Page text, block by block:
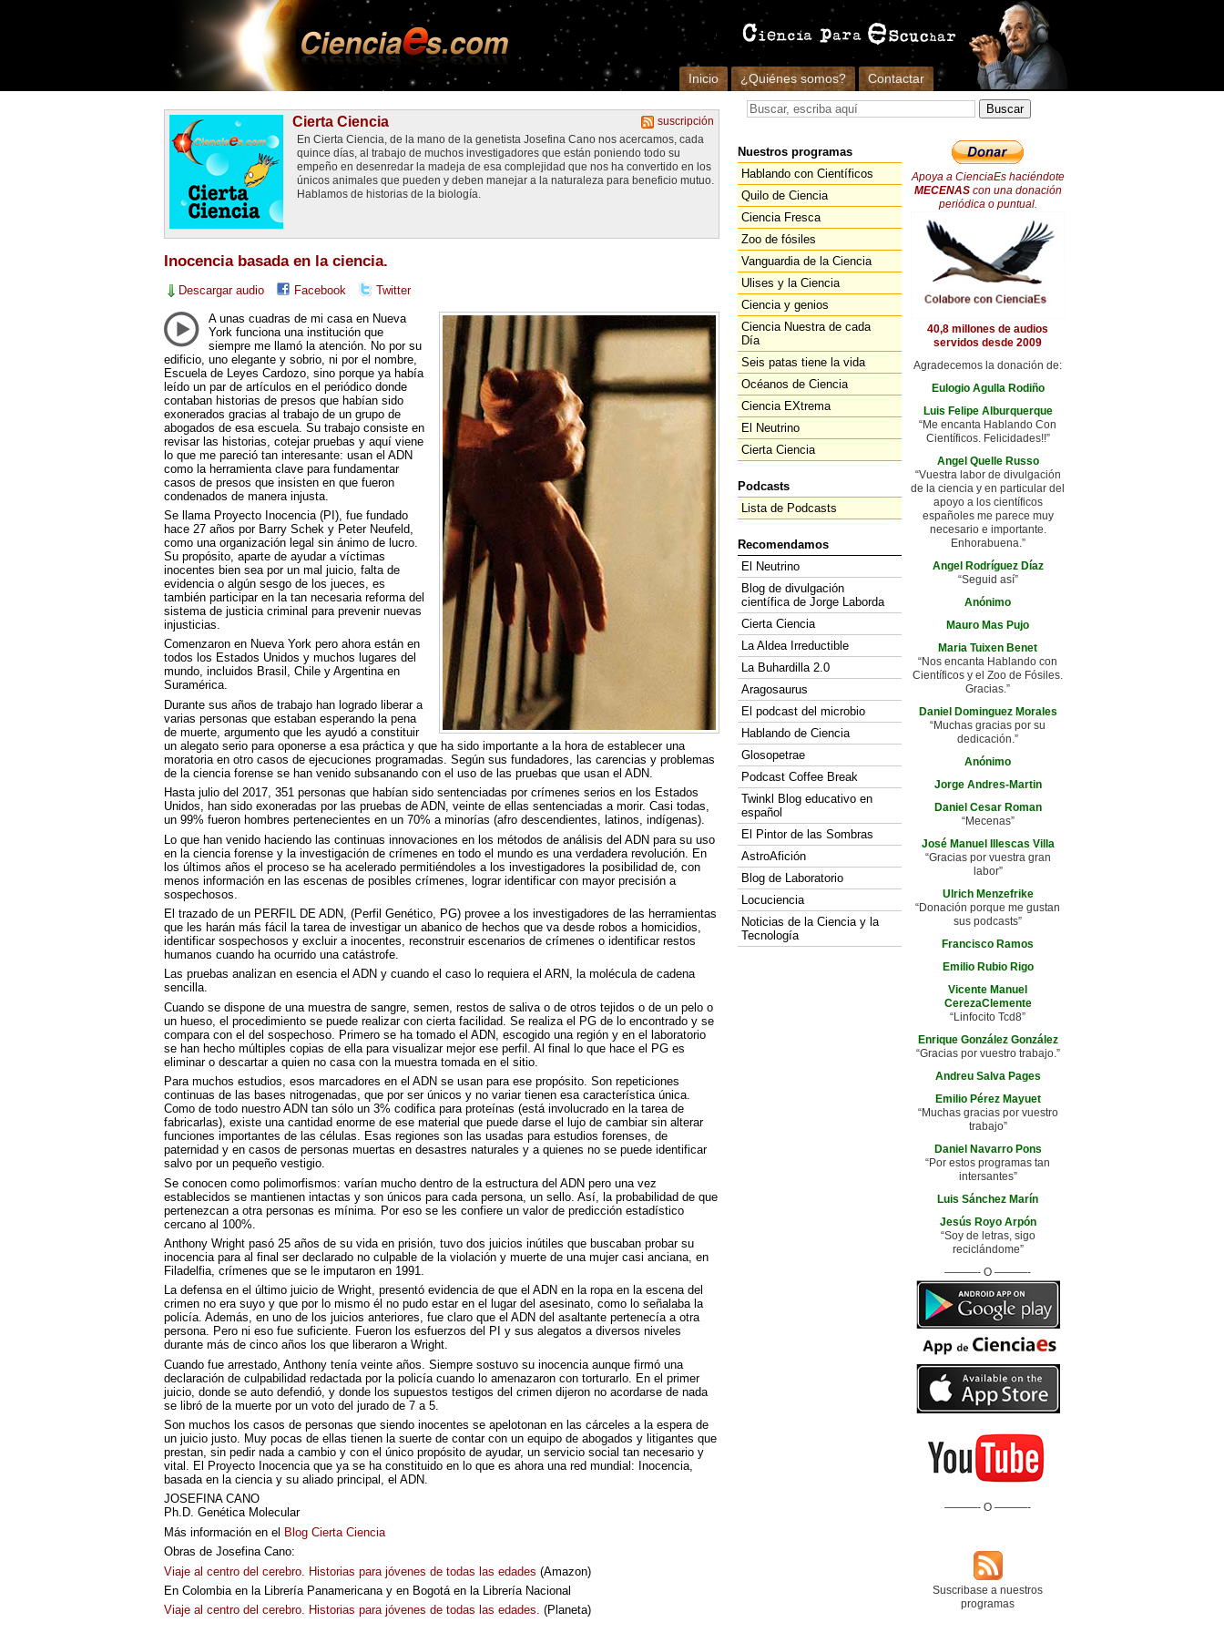
Inicio ¿Quiénes somos? Contactar
suscripción
Cierta Ciencia
En Cierta Ciencia, de la mano de la genetista Josefina Cano nos acercamos, cada
quince días, al trabajo de muchos investigadores que están poniendo todo su
empeño en desenredar la madeja de esa complejidad que nos ha convertido en los
únicos animales que pueden y deben manejar a la naturaleza para beneficio mutuo.
Hablamos de historias de la biología.
Inocencia basada en la ciencia.
Descargar audio Facebook Twitter
A unas cuadras de mi casa en Nueva
York funciona una institución que
siempre me llamó la atención. No por su
edificio, uno elegante y sobrio, ni por el nombre,
Escuela de Leyes Cardozo, sino porque ya había
leído un par de artículos en el periódico donde
contaban historias de presos que habían sido
exonerados gracias al trabajo de un grupo de
abogados de esa escuela. Su trabajo consiste en
revisar las historias, cotejar pruebas y aquí viene
lo que me pareció tan interesante: usan el ADN
como la herramienta clave para fundamentar
casos de presos que insisten en que fueron
condenados de manera injusta.
Se llama Proyecto Inocencia (PI), fue fundado
hace 27 años por Barry Schek y Peter Neufeld,
como una organización legal sin ánimo de lucro.
Su propósito, aparte de ayudar a víctimas
inocentes bien sea por un mal juicio, falta de
evidencia o algún sesgo de los jueces, es
también participar en la tan necesaria reforma del
sistema de justicia criminal para prevenir nuevas
injusticias.
Comenzaron en Nueva York pero ahora están en
todos los Estados Unidos y muchos lugares del
mundo, incluidos Brasil, Chile y Argentina en
Suramérica.
Durante sus años de trabajo han logrado liberar a
varias personas que estaban esperando la pena
de muerte, argumento que les ayudó a constituir
un alegato serio para oponerse a esa práctica y que ha sido importante a la hora de establecer una
moratoria en otro casos de ejecuciones programadas. Según sus fundadores, las carencias y problemas
de la ciencia forense se han venido subsanando con el uso de las pruebas que usan el ADN
Hasta julio del 2017, 351 personas que habían sido sentenciadas por crímenes serios en los Estados
Unidos, han sido exoneradas por las pruebas de ADN, veinte de ellas sentenciadas a morir. Casi todas,
un 99% fueron hombres pertenecientes en un 70% a minorías (afro descendientes, latinos, indígenas).
Lo que han venido haciendo las continuas innovaciones en los métodos de análisis del ADNpara su uso
en la ciencia forense y la investigación de crímenes en todo el mundo es una verdadera revolución. En
los últimos años el proceso se ha acelerado permitiéndoles a los investigadores la posibilidad de, con
menos información en las escenas de posibles crímenes, lograr identificar con mayor precisión a
sospechosos.
El trazado de un PERFIL DE ADN , (Perfil Genético, PG) provee a los investigadores de las herramientas
que les harán más fácil la tarea de investigar un abanico de hechos que va desde robos a homicidios,
identificar sospechosos y excluir a inocentes, reconstruir escenarios de crímenes o identificar restos
humanos cuando ha ocurrido una catástrofe.
Las pruebas analizan en esencia el ADN y cuando el caso lo requiera el ARN, la molécula de cadena
sencilla.
Cuando se dispone de una muestra de sangre, semen, restos de saliva o de otros tejidos o de un pelo o
un hueso, el procedimiento se puede realizar con cierta facilidad. Se realiza el PG de lo encontrado y se
compara con el del sospechoso. Primero se ha tomado el ADN, escogido una región y en el laboratorio
se han hecho múltiples copias de ella para visualizar mejor ese perfil. Al final lo que hace el PG es
eliminar o descartar a quien no casa con la muestra tomada en el sitio.
Para muchos estudios, esos marcadores en el ADN se usan para ese propósito. Son repeticiones
continuas de las bases nitrogenadas, que por ser únicos y no variar tienen esa característica única.
Como de todo nuestro ADN tan sólo un 3% codifica para proteínas (está involucrado en la tarea de
fabricarlas), existe una cantidad enorme de ese material que puede darse el lujo de cambiar sin alterar
funciones importantes de las células. Esas regiones son las usadas para estudios forenses, de
paternidad y en casos de personas muertas en desastres naturales y a quienes no se puede identificar
salvo por un pequeño vestigio.
Se conocen como polimorfismos: varían mucho dentro de la estructura del ADNpero una vez
establecidos se mantienen intactas y son únicos para cada persona, un sello. Así, la probabilidad de que
pertenezcan a otra personas es mínima. Por eso se les confiere un valor de predicción estadístico
cercano al 100%.
Anthony Wright pasó 25 años de su vida en prisión, tuvo dos juicios inútiles que buscaban probar su
inocencia para al final ser declarado no culpable de la violación y muerte de una mujer casi anciana, en
Filadelfia, crímenes que se le imputaron en 1991.
La defensa en el último juicio de Wright, presentó evidencia de que el ADN en la ropa en la escena del
crimen no era suyo y que por lo mismo él no pudo estar en el lugar del asesinato, como lo señalaba la
policía. Además, en uno de los juicios anteriores, fue claro que el ADN del asaltante pertenecía a otra
persona. Pero ni eso fue suficiente. Fueron los esfuerzos del PI y sus alegatos a diversos niveles
durante más de cinco años los que liberaron a Wright.
Cuando fue arrestado, Anthony tenía veinte años. Siempre sostuvo su inocencia aunque firmó una
declaración de culpabilidad redactada por la policía cuando lo amenazaron con torturarlo. En el primer
juicio, donde se auto defendió, y donde los supuestos testigos del crimen dijeron no acordarse de nada
se libró de la muerte por un voto del jurado de 7 a 5.
Son muchos los casos de personas que siendo inocentes se apelotonan en las cárceles a la espera de
un juicio justo. Muy pocas de ellas tienen la suerte de contar con un equipo de abogados y litigantes que
prestan, sin pedir nada a cambio y con el único propósito de ayudar, un servicio social tan necesario y
vital. El Proyecto Inocencia que ya se ha constituido en lo que es ahora una red mundial: Inocencia,
basada en la ciencia y su aliado principal, el ADN.
JOSEFINA CANO
Ph.D. Genética Molecular
Más información en el Blog Cierta Ciencia
Obras de Josefina Cano:
Viaje al centro del cerebro. Historias para jóvenes de todas las edades (Amazon)
En Colombia en la Librería Panamericana y en Bogotá en la Librería Nacional
Viaje al centro del cerebro. Historias para jóvenes de todas las edades. (Planeta)
Nuestros programas
Hablando con Científicos
Quilo de Ciencia
Ciencia Fresca
Zoo de fósiles
Vanguardia de la Ciencia
Ulises y la Ciencia
Ciencia y genios
Ciencia Nuestra de cada
Día
Seis patas tiene la vida
Océanos de Ciencia
Ciencia EXtrema
El Neutrino
Cierta Ciencia
Podcasts
Lista de Podcasts
Recomendamos
El Neutrino
Blog de divulgación
científica de Jorge Laborda
Cierta Ciencia
La Aldea Irreductible
La Buhardilla 2.0
Aragosaurus
El podcast del microbio
Hablando de Ciencia
Glosopetrae
Podcast Coffee Break
Twinkl Blog educativo en
español
El Pintor de las Sombras
AstroAfición
Blog de Laboratorio
Locuciencia
Noticias de la Ciencia y la
Tecnología
Apoya a CienciaEs haciéndote
MECENAScon una donación
periódica o puntual.
40,8 millones de audios
servidos desde 2009
Agradecemos la donación de:
Eulogio Agulla Rodiño
Luis Felipe Alburquerque
“Me encanta Hablando Con
Científicos. Felicidades!!”
Angel Quelle Russo
“Vuestra labor de divulgación
de la ciencia y en particular del
apoyo a los científicos
españoles me parece muy
necesario e importante.
Enhorabuena.”
Angel Rodríguez Díaz
“Seguid así”
Anónimo
Mauro Mas Pujo
Maria Tuixen Benet
“Nos encanta Hablando con
Científicos y el Zoo de Fósiles.
Gracias.”
Daniel Dominguez Morales
“Muchas gracias por su
dedicación.”
Anónimo
Jorge Andres-Martin
Daniel Cesar Roman
“Mecenas”
José Manuel Illescas Villa
“Gracias por vuestra gran
labor”
Ulrich Menzefrike
“Donación porque me gustan
sus podcasts”
Francisco Ramos
Emilio Rubio Rigo
Vicente Manuel
CerezaClemente
“Linfocito Tcd8”
Enrique González González
“Gracias por vuestro trabajo.”
Andreu Salva Pages
Emilio Pérez Mayuet
“Muchas gracias por vuestro
trabajo”
Daniel Navarro Pons
“Por estos programas tan
intersantes”
Luis Sánchez Marín
Jesús Royo Arpón
“Soy de letras, sigo
reciclándome”
———- O ———-
———- O ———-
Suscribase a nuestros
programas